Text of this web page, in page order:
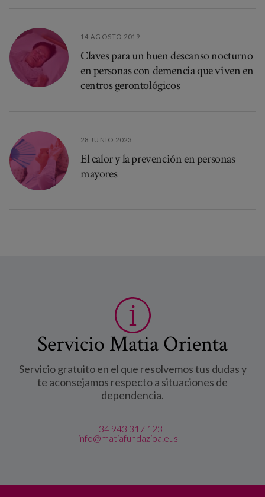
14 AGOSTO 2019
Claves para un buen descanso nocturno
en personas con demencia que viven en
centros gerontológicos
28 JUNIO 2023
El calor y la prevención en personas
mayores
Servicio Matia Orienta
Servicio gratuito en el que resolvemos tus dudas y
te aconsejamos respecto a situaciones de
dependencia.
+34 943 317 123
info@matiafundazioa.eus